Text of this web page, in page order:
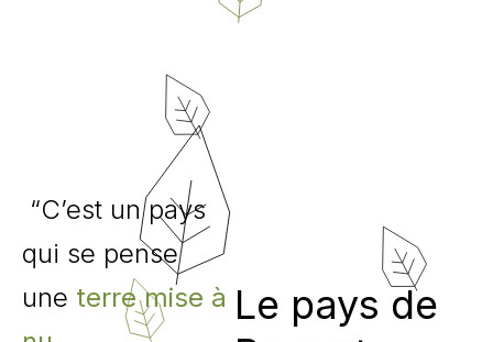
“C’est un pays
qui se pense
une terre mise à Le pays de